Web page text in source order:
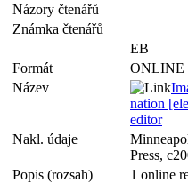
Názory čtenářů
Známka čtenářů
EB
Formát
ONLINE
Název
nation
editor
Nakl. údaje
Press,
Popis (rozsah)
1 online